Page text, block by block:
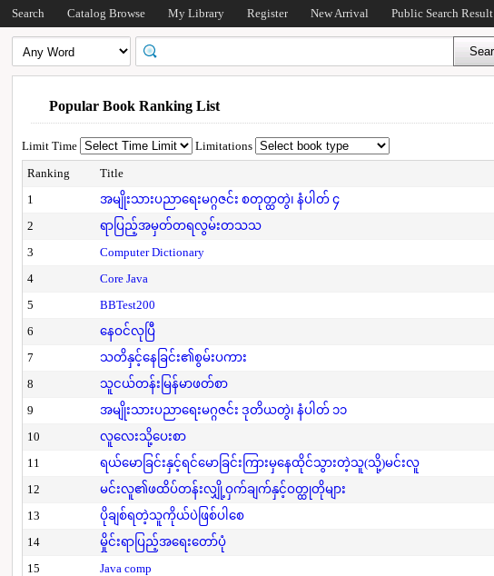
Search Catalog Browse My Library Register New Arrival Public Search Result
Popular Book Ranking List
Limit Time
Limitations
Ranking
Title
1
အမျိုးသားပညာရေးမဂ္ဂဇင်း စတုတ္ထတွဲ၊ နံပါတ် ၄
2
ရာပြည့်အမှတ်တရလွမ်းတသသ
3
Computer Dictionary
4
Core Java
5
BBTest200
6
နေဝင်လုပြီ
7
သတိနှင့်နေခြင်း၏စွမ်းပကား
8
သူငယ်တန်းမြန်မာဖတ်စာ
9
အမျိုးသားပညာရေးမဂ္ဂဇင်း ဒုတိယတွဲ၊ နံပါတ် ၁၁
10
လူလေးသို့ပေးစာ
11
ရယ်မောခြင်းနှင့်ရင်မောခြင်းကြားမှနေထိုင်သွားတဲ့သူ(သို့)မင်းလူ
12
မင်းလူ၏ဖထိပ်တန်းလျှို့ဝှက်ချက်နှင့်ဝတ္ထုတိုများ
13
ပိုချစ်ရတဲ့သူကိုယ်ပဲဖြစ်ပါစေ
14
မှိုင်းရာပြည့်အရေးတော်ပုံ
15
Java comp